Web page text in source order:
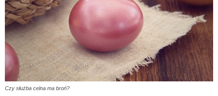
Czy służba celna ma broń?